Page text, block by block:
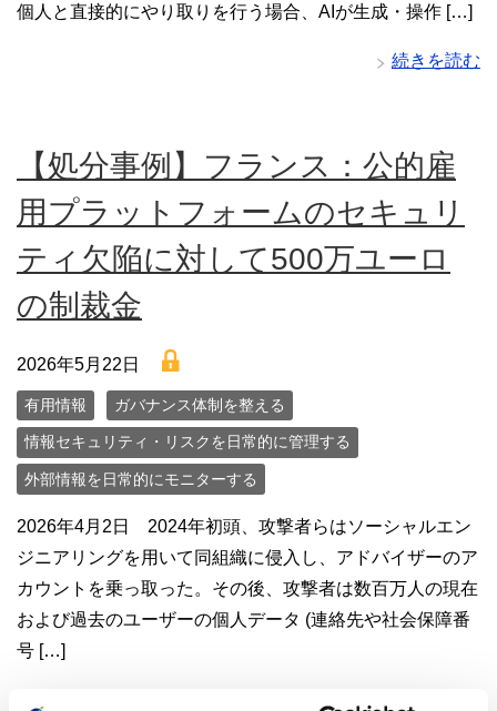
個人と直接的にやり取りを行う場合、AIが生成・操作 […]
続きを読む
【処分事例】フランス：公的雇
用プラットフォームのセキュリ
ティ欠陥に対して500万ユーロ
の制裁金
2026年5月22日 lock
有用情報 ガバナンス体制を整える
情報セキュリティ・リスクを日常的に管理する
外部情報を日常的にモニターする
2026年4月2日 2024年初頭、攻撃者らはソーシャルエン
ジニアリングを用いて同組織に侵入し、アドバイザーのア
カウントを乗っ取った。その後、攻撃者は数百万人の現在
および過去のユーザーの個人データ (連絡先や社会保障番
号 […]